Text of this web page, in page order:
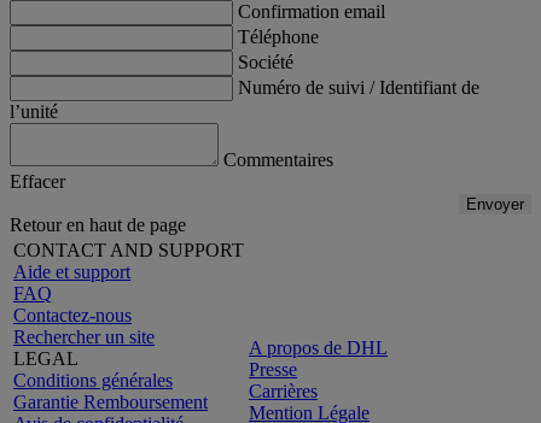
Confirmation email
Téléphone
Société
Numéro de suivi / Identifiant de
l’unité
Commentaires
Effacer
Envoyer
Retour en haut de page
CONTACT AND SUPPORT
Aide et support
FAQ
Contactez-nous
Rechercher un site
LEGAL
Conditions générales
Garantie Remboursement
A propos de DHL
Presse
Carrières
Mention Légale